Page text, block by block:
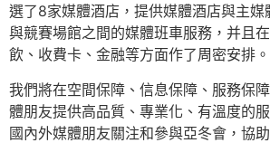
選了8家媒體酒店，提供媒體酒店與主
與競賽場館之間的媒體班車服務，并且
飲、收費卡、金融等方面作了周密安排。
我們將在空間保障、信息保障、服務保
體朋友提供高品質、專業化、有溫度的
國內外媒體朋友關注和參與亞冬會，協